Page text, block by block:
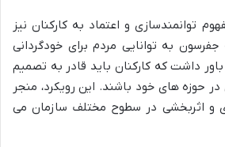
توانمندسازی و اعتماد به کارکنان نیز
جفرسون به توانایی مردم برای خودگردانی
باور داشت که کارکنان باید قادر به تصمیم
حوزه های خود باشند. این رویکرد، منجر
و اثربخشی در سطوح مختلف سازمان می